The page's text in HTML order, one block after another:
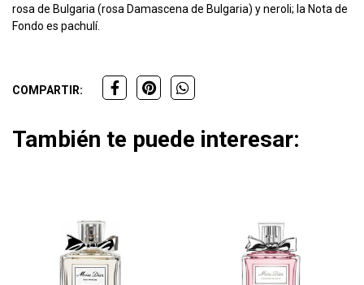
rosa de Bulgaria (rosa Damascena de Bulgaria) y neroli; la Nota de
Fondo es pachulí.
COMPARTIR:
También te puede interesar: